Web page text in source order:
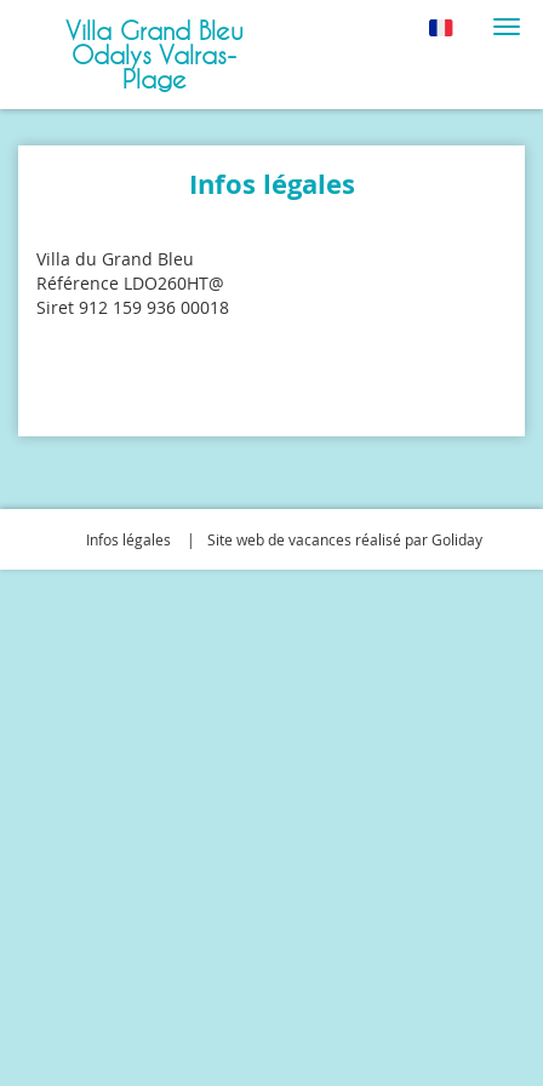
Villa Grand Bleu
Odalys Valras-
Plage
Infos légales
Villa du Grand Bleu
Référence LDO260HT@
Siret 912 159 936 00018
Infos légales Site web de vacances réalisé par Goliday